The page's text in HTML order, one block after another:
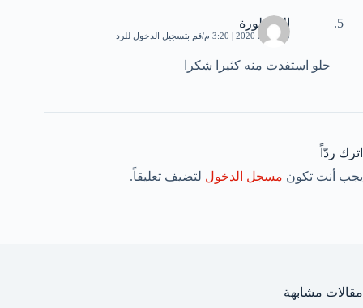
الاسطورة
30 يونيو، 2020 | 3:20 م قم بتسجيل الدخول للرد
حلو استفدت منه كثيرا شكرا
اترك ردّاً
يجب أنت تكون مسجل الدخول لتضيف تعليقاً.
مقالات مشابهة